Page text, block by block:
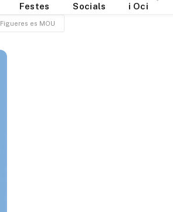
Festes
Socials
i Oci
Figueres es MOU